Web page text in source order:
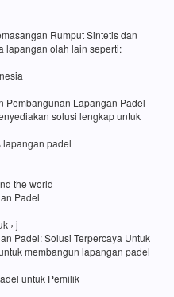
Rumput Sintetis dan
lapangan olah lain seperti:
Pembangunan Lapangan Padel
solusi lengkap untuk
padel
the world
Padel
› j
Padel: Solusi Terpercaya Untuk
membangun lapangan padel
untuk Pemilik